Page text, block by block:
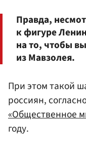
Правда,
к фигуре
на то, чтобы
из Мавзолея.
При этом такой
россиян,
«Общественное
году.